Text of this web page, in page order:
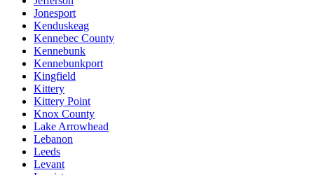
Jonesport
Kenduskeag
Kennebec County
Kennebunk
Kennebunkport
Kingfield
Kittery
Kittery Point
Knox County
Lake Arrowhead
Lebanon
Leeds
Levant